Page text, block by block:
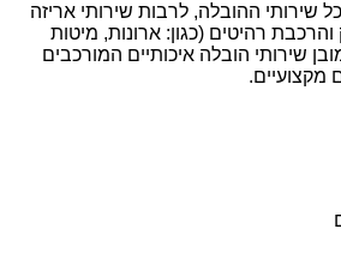
שירותי ההובלה, לרבות שירותי אריזה
רהיטים (כגון: ארונות, מיטות
שירותי הובלה איכותיים המורכבים
מקצועיים.